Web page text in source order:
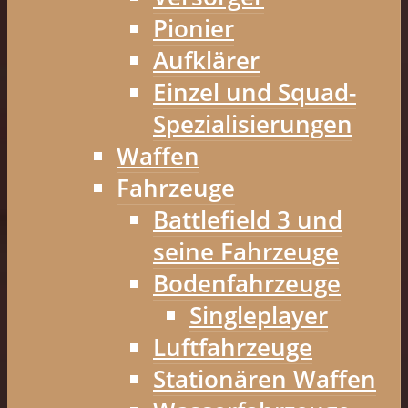
Pionier
Aufklärer
Einzel und Squad-
Spezialisierungen
Waffen
Fahrzeuge
Battlefield 3 und
seine Fahrzeuge
Bodenfahrzeuge
Singleplayer
Luftfahrzeuge
Stationären Waffen